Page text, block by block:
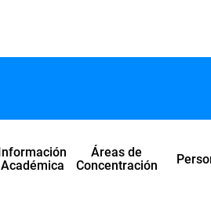
Información
Académica
Áreas de
Concentración